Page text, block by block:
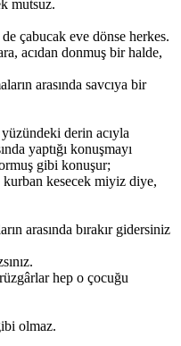
mutsuz.
çabucak eve dönse herkes.
acıdan donmuş bir halde,
arasında savcıya bir
derin acıyla
yaptığı konuşmayı
gibi konuşur;
kesecek miyiz diye,
arasında bırakır gidersiniz
hep o çocuğu
olmaz.